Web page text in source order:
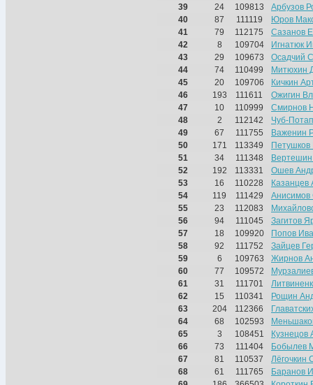
39
24 109813
Арбузов
40
87 111119
Юров
41
79 112175
Сазанов
42
8 109704
Игнатюк
43
29 109673
Осадчий
44
74 110499
Митюхин
45
20 109706
Кичкин
46
193 111611
Ожигин
47
10 110999
Смирнов
48
2 112142
Чуб-
49
67 111755
Важенин
50
171 113349
51
34 111348
52
192 113331
Ошев
53
16 110228
Казанцев
54
119 111429
Анисимов
55
23 112083
56
94 111045
Загитов
57
18 109920
Попов
58
92 111752
Зайцев
59
6 109763
Жирнов
60
77 109572
61
31 111701
62
15 110341
Рощин
63
204 112366
64
68 102593
65
3 108451
Кузнецов
66
73 111404
Бобылев
67
81 110537
Лёгочкин
68
61 111765
Баранов